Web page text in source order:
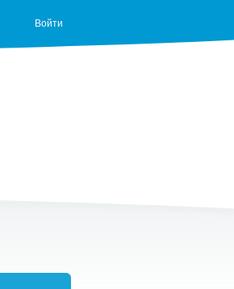
Войти